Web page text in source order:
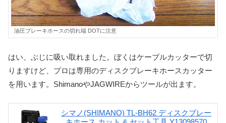
油圧ブレーキホースの切れ端 DOTに注意
はい、ぶじに吸い取れました。ぼくはケーブルカッターで切
りますけど、プロは専用のディスクブレーキホースカッター
を用います。ShimanoやJAGWIREからツールが出ます。
シマノ(SHIMANO) TL-BH62 ディスクブレー